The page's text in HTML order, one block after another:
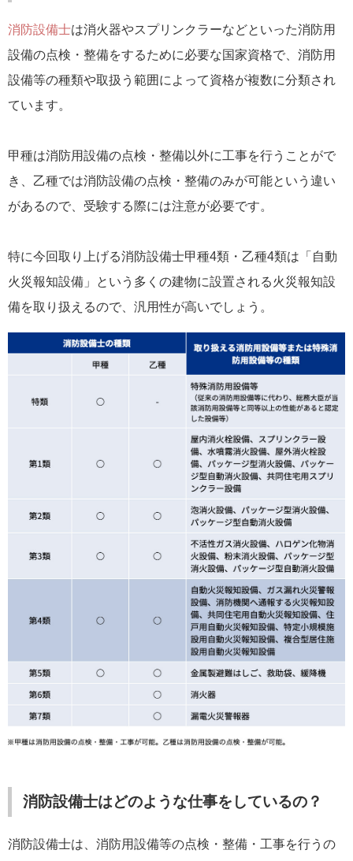
消防設備士は消火器やスプリンクラーなどといった消防用
設備の点検・整備をするために必要な国家資格で、消防用
設備等の種類や取扱う範囲によって資格が複数に分類され
ています。
甲種は消防用設備の点検・整備以外に工事を行うことがで
き、乙種では消防設備の点検・整備のみが可能という違い
があるので、受験する際には注意が必要です。
特に今回取り上げる消防設備士甲種4類・乙種4類は「自動
火災報知設備」という多くの建物に設置される火災報知設
備を取り扱えるので、汎用性が高いでしょう。
消防設備士はどのような仕事をしているの？
消防設備士は、消防用設備等の点検・整備・工事を行うの